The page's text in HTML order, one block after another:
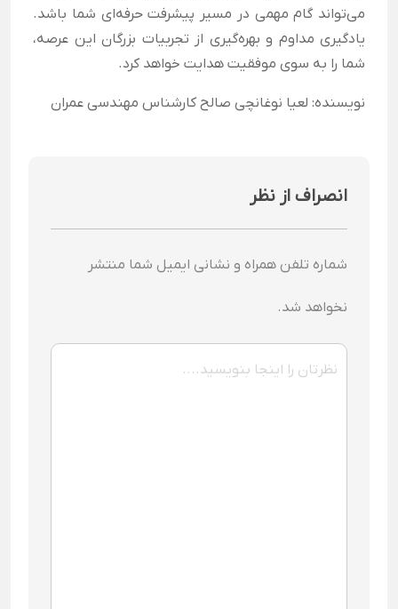
می‌تواند گام مهمی در مسیر پیشرفت حرفه‌ای شما باشد.
یادگیری مداوم و بهره‌گیری از تجربیات بزرگان این عرصه،
شما را به سوی موفقیت هدایت خواهد کرد.
نویسنده: لعیا نوغانچی صالح کارشناس مهندسی عمران
انصراف از نظر
شماره تلفن همراه و نشانی ایمیل شما منتشر
نخواهد شد.